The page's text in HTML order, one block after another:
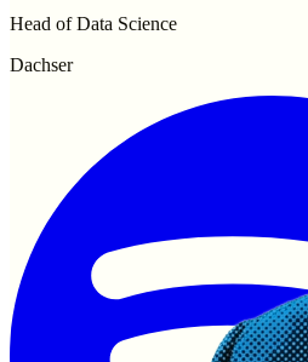
Head of Data Science
Dachser